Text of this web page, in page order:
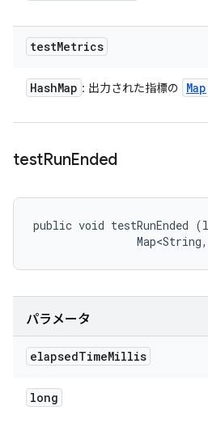
testMetrics
HashMap : 出力された指標の Map
testRunEnded
public void testRunEnded
パラメータ
elapsedTimeMillis
long